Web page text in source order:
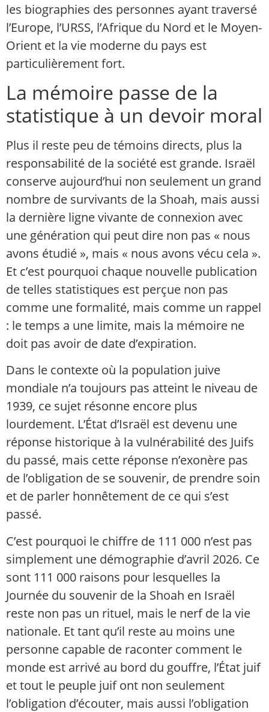
les biographies des personnes ayant traversé
l’Europe, l’URSS, l’Afrique du Nord et le Moyen-
Orient et la vie moderne du pays est
particulièrement fort.
La mémoire passe de la
statistique à un devoir moral
Plus il reste peu de témoins directs, plus la
responsabilité de la société est grande. Israël
conserve aujourd’hui non seulement un grand
nombre de survivants de la Shoah, mais aussi
la dernière ligne vivante de connexion avec
une génération qui peut dire non pas « nous
avons étudié », mais « nous avons vécu cela ».
Et c’est pourquoi chaque nouvelle publication
de telles statistiques est perçue non pas
comme une formalité, mais comme un rappel
: le temps a une limite, mais la mémoire ne
doit pas avoir de date d’expiration.
Dans le contexte où la population juive
mondiale n’a toujours pas atteint le niveau de
1939, ce sujet résonne encore plus
lourdement. L’État d’Israël est devenu une
réponse historique à la vulnérabilité des Juifs
du passé, mais cette réponse n’exonère pas
de l’obligation de se souvenir, de prendre soin
et de parler honnêtement de ce qui s’est
passé.
C’est pourquoi le chiffre de 111 000 n’est pas
simplement une démographie d’avril 2026. Ce
sont 111 000 raisons pour lesquelles la
Journée du souvenir de la Shoah en Israël
reste non pas un rituel, mais le nerf de la vie
nationale. Et tant qu’il reste au moins une
personne capable de raconter comment le
monde est arrivé au bord du gouffre, l’État juif
et tout le peuple juif ont non seulement
l’obligation d’écouter, mais aussi l’obligation